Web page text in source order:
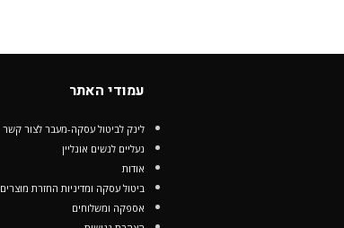
עמודי האתר
לינק לביטול עסקה-מעבר לצור קשר
נעליים לנשים אונליין
אודות
ביטול עסקה ומדיניות החזרת מוצרים
אספקה ומשלוחים